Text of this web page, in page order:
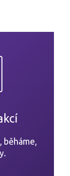
běháme,